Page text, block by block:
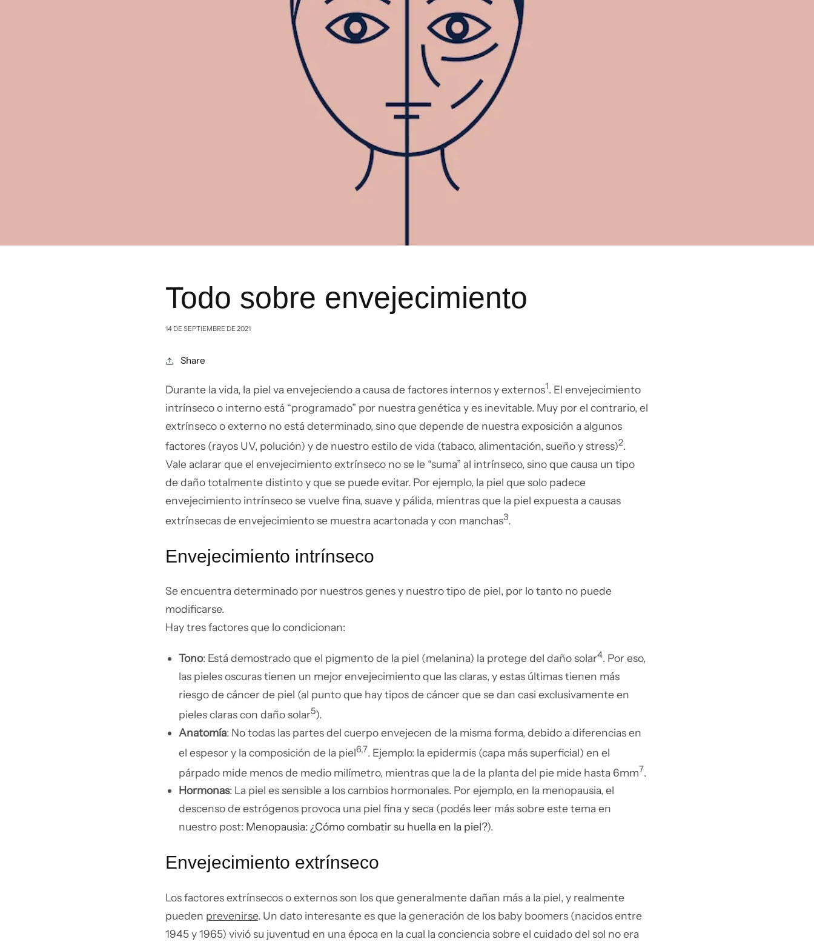
Todo sobre envejecimiento
14 DE SEPTIEMBRE DE 2021
Share
Durante la vida, la piel va envejeciendo a causa de factores internos y externos1. El envejecimiento
intrínseco o interno está “programado” por nuestra genética y es inevitable. Muy por el contrario, el
extrínseco o externo no está determinado, sino que depende de nuestra exposición a algunos
factores (rayos UV, polución) y de nuestro estilo de vida (tabaco, alimentación, sueño y stress)2.
Vale aclarar que el envejecimiento extrínseco no se le “suma” al intrínseco, sino que causa un tipo
de daño totalmente distinto y que se puede evitar. Por ejemplo, la piel que solo padece
envejecimiento intrínseco se vuelve fina, suave y pálida, mientras que la piel expuesta a causas
extrínsecas de envejecimiento se muestra acartonada y con manchas3.
Envejecimiento intrínseco
Se encuentra determinado por nuestros genes y nuestro tipo de piel, por lo tanto no puede
modificarse.
Hay tres factores que lo condicionan:
Tono: Está demostrado que el pigmento de la piel (melanina) la protege del daño solar4. Por eso,
las pieles oscuras tienen un mejor envejecimiento que las claras, y estas últimas tienen más
riesgo de cáncer de piel (al punto que hay tipos de cáncer que se dan casi exclusivamente en
pieles claras con daño solar5).
Anatomía: No todas las partes del cuerpo envejecen de la misma forma, debido a diferencias en
el espesor y la composición de la piel6,7. Ejemplo: la epidermis (capa más superficial) en el
párpado mide menos de medio milímetro, mientras que la de la planta del pie mide hasta 6mm7.
Hormonas: La piel es sensible a los cambios hormonales. Por ejemplo, en la menopausia, el
descenso de estrógenos provoca una piel fina y seca (podés leer más sobre este tema en
nuestro post: Menopausia: ¿Cómo combatir su huella en la piel?).
Envejecimiento extrínseco
Los factores extrínsecos o externos son los que generalmente dañan más a la piel, y realmente
pueden prevenirse. Un dato interesante es que la generación de los baby boomers (nacidos entre
1945 y 1965) vivió su juventud en una época en la cual la conciencia sobre el cuidado del sol no era